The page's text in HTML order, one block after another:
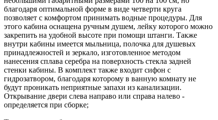
благодаря оптимальной форме в виде четверти круга
позволяет с комфортом принимать водные процедуры. Для
этого кабина оснащена ручным душем, лейку которого можно
закрепить на удобной высоте при помощи штанги. Также
внутри кабины имеется мыльница, полочка для душевых
принадлежностей и зеркало, изготовленное методом
нанесения сплава серебра на поверхность стекла задней
стенки кабины. В комплект также входит сифон с
гидрозатвором, благодаря которому в ванную комнату не
будут проникать неприятные запахи из канализации.
Открывание двери слева направо или справа налево -
определяется при сборке;